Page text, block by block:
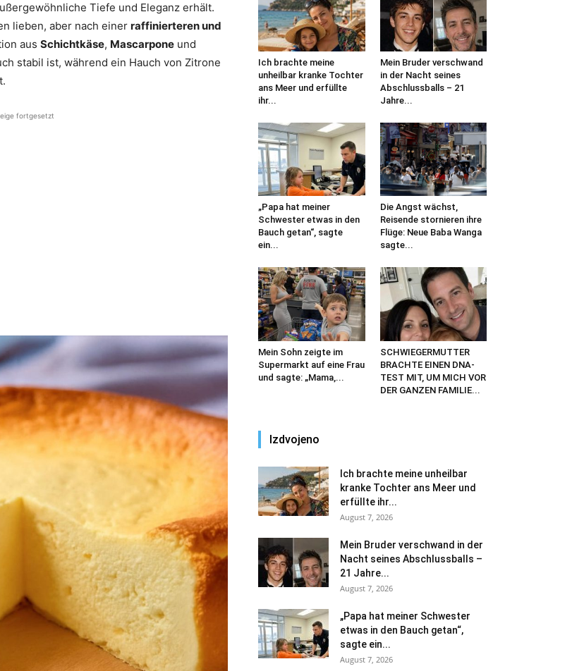
Tiefe und Eleganz erhält.
lieben, aber nach einer raffinierteren und
aus Schichtkäse, Mascarpone und
stabil ist, während ein Hauch von Zitrone
fortgesetzt
Ich brachte meine
unheilbar kranke Tochter
ans Meer und erfüllte
ihr...
Mein Bruder verschwand
in der Nacht seines
Abschlussballs – 21
Jahre...
„Papa hat meiner
Schwester etwas in den
Bauch getan“, sagte
ein...
Die Angst wächst,
Reisende stornieren ihre
Flüge: Neue Baba Wanga
sagte...
Mein Sohn zeigte im
Supermarkt auf eine Frau
und sagte: „Mama,...
SCHWIEGERMUTTER
BRACHTE EINEN DNA-
TEST MIT, UM MICH VOR
DER GANZEN FAMILIE...
Izdvojeno
Ich brachte meine unheilbar
kranke Tochter ans Meer und
erfüllte ihr...
August 7, 2026
Mein Bruder verschwand in der
Nacht seines Abschlussballs –
21 Jahre...
August 7, 2026
„Papa hat meiner Schwester
etwas in den Bauch getan“,
sagte ein...
August 7, 2026